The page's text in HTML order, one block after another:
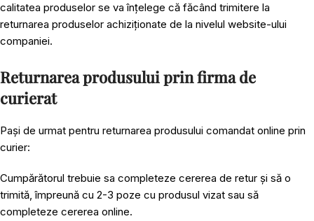
calitatea produselor se va înțelege că făcând trimitere la
returnarea produselor achiziționate de la nivelul website-ului
companiei.
Returnarea produsului prin firma de
curierat
Pași de urmat pentru returnarea produsului comandat online prin
curier:
Cumpărătorul trebuie sa completeze cererea de retur și să o
trimită, împreună cu 2-3 poze cu produsul vizat sau să
completeze cererea online.